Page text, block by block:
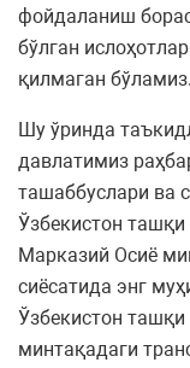
фойдаланиш
бўлган
қилмаган бўламиз.
Шу ўринда
давлатимиз
ташаббуслари ва
Ўзбекистон ташқи
Марказий Осиё
сиёсатида энг
Ўзбекистон
минтақадаги